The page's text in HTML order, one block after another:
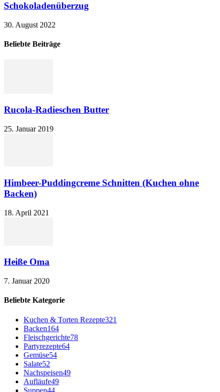
Schokoladenüberzug
30. August 2022
Beliebte Beiträge
Rucola-Radieschen Butter
25. Januar 2019
Himbeer-Puddingcreme Schnitten (Kuchen ohne
Backen)
18. April 2021
Heiße Oma
7. Januar 2020
Beliebte Kategorie
Kuchen & Torten Rezepte321
Backen164
Fleischgerichte78
Partyrezepte64
Gemüse54
Salate52
Nachspeisen49
Aufläufe49
Suppen44